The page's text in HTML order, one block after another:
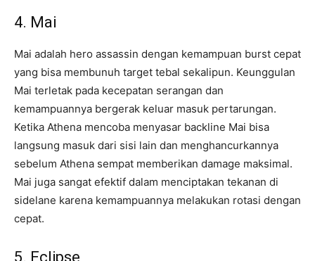
4. Mai
Mai adalah hero assassin dengan kemampuan burst cepat
yang bisa membunuh target tebal sekalipun. Keunggulan
Mai terletak pada kecepatan serangan dan
kemampuannya bergerak keluar masuk pertarungan.
Ketika Athena mencoba menyasar backline Mai bisa
langsung masuk dari sisi lain dan menghancurkannya
sebelum Athena sempat memberikan damage maksimal.
Mai juga sangat efektif dalam menciptakan tekanan di
sidelane karena kemampuannya melakukan rotasi dengan
cepat.
5. Eclipse